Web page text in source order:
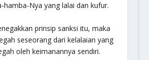
hamba-Nya yang lalai dan kufur.
prinsip sanksi itu, maka
seseorang dari kelalaian yang
oleh keimanannya sendiri.